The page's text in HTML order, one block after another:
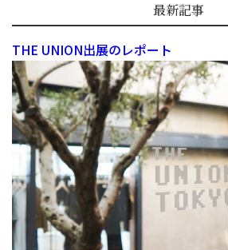
最新記事
THE UNION出展のレポート